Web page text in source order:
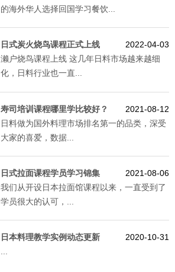
的海外华人选择回国学习餐饮...
日式炭火烧鸟课程正式上线
2022-04-03
濑户烧鸟课程上线 这几年日料市场越来越细
化，日料行业也一直...
寿司培训课程哪里学比较好？
2021-08-12
日料做为国外料理市场排名第一的品类，深受
大家的喜爱，数据...
日式拉面课程学员学习锦集
2021-08-06
我们从开设日本拉面馆课程以来，一直受到了
学员很大的认可，...
日本料理教学实例动态更新
2020-10-31